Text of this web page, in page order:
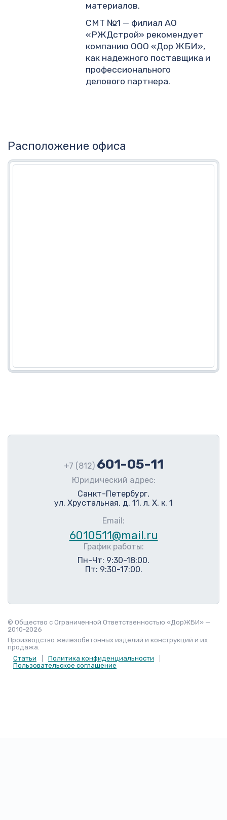
материалов.
СМТ №1 — филиал АО
«РЖДстрой» рекомендует
компанию ООО «Дор ЖБИ»,
как надежного поставщика и
профессионального
делового партнера.
Расположение офиса
+7 (812) 601-05-11
Юридический адрес:
Санкт-Петербург,
ул. Хрустальная, д. 11, л. Х, к. 1
Email:
6010511@mail.ru
График работы:
Пн-Чт: 9:30-18:00.
Пт: 9:30-17:00.
© Общество с Ограниченной Ответственностью «ДорЖБИ» —
2010-2026
Производство железобетонных изделий и конструкций и их
продажа.
Статьи
Политика конфиденциальности
Пользовательское соглашение